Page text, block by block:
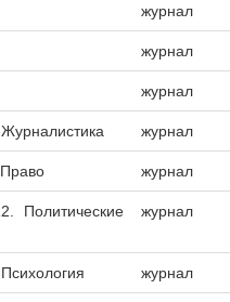
журнал
журнал
журнал
журнал
журнал
Политические
журнал
журнал